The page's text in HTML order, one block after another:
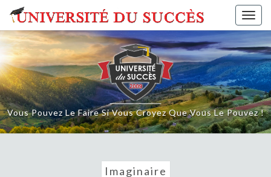
Skip
content
Vous Pouvez Le Faire Si Vous Croyez Que Vous Le Pouvez !
Imaginaire